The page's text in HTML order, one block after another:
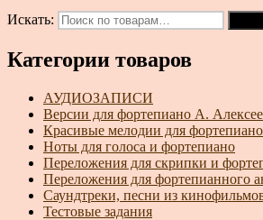
Искать:
Категории товаров
АУДИОЗАПИСИ
Версии для фортепиано А.
Красивые мелодии для фортепиано
Ноты для голоса и фортепиано
Переложения для скрипки и
Переложения для фортепианного
Саундтреки, песни из
Тестовые задания